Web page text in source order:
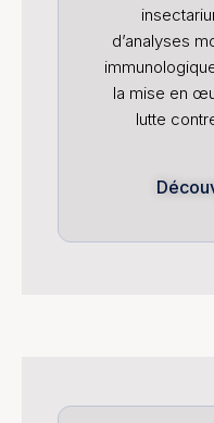
d’analyses
la mise en
lutte